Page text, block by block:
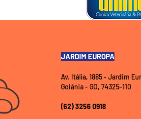
JARDIM EUROPA
Av. Itália, 1885 - Jardim
Goiânia - GO, 74325-110
(62) 3256 0918